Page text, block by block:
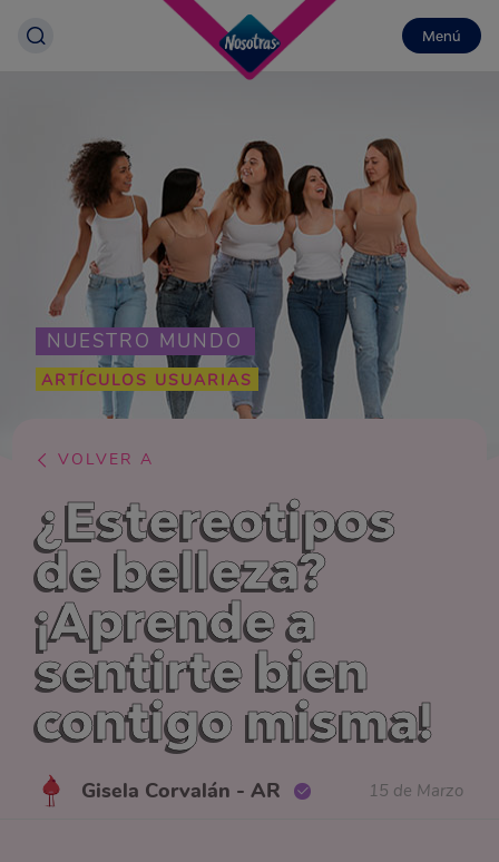
Menú
NUESTRO MUNDO
ARTÍCULOS USUARIAS
VOLVER A
¿Estereotipos
de belleza?
¡Aprende a
sentirte bien
contigo misma!
Gisela Corvalán - AR 15 de Marzo